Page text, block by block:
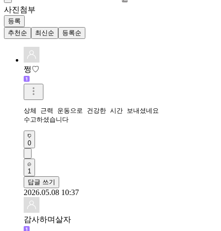
사진첨부
등록
추천순
최신순 등록순
쩡♡
상체 근력 운동으로 건강한 시간 보내셨네요
수고하셨습니다
0
1
답글 쓰기
2026.05.08 10:37
감사하며살자